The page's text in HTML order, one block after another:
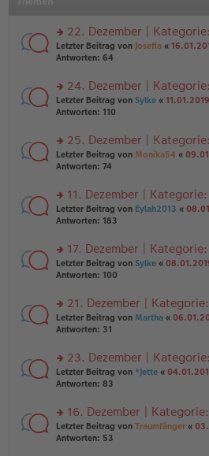
es
e
n
B
ei
tr
rs
te
n
g
el
e
n
er
tr
a
g
22. Dezember |
Letzter Beitrag von Josefia «
Antworten: 64
rs
te
n
g
el
e
n
er
tr
a
g
24. Dezember |
Letzter Beitrag von Sylke «
Antworten: 110
rs
te
n
g
el
e
n
er
tr
a
g
25. Dezember |
Letzter Beitrag von Monika54 «
Antworten: 74
rs
te
n
g
el
e
n
er
tr
a
g
11. Dezember |
Letzter Beitrag von Eylah2013 «
Antworten: 183
rs
te
n
g
el
e
n
er
tr
a
g
17. Dezember |
Letzter Beitrag von Sylke «
Antworten: 100
rs
te
n
g
el
e
n
er
21. Dezember |
Letzter Beitrag von Martha «
Antworten: 31
rs
te
n
g
el
23. Dezember |
Letzter Beitrag von *Jette «
Antworten: 83
rs
te
16. Dezember |
Letzter Beitrag von Traumfänger «
Antworten: 53